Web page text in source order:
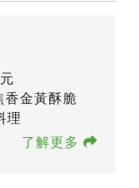
金黃酥脆
理
了解更多